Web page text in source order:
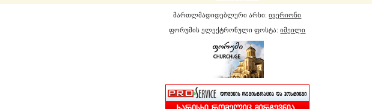
მართლმადიდებლური არხი:ივერიონი
ფორუმის ელექტრონული ფოსტა:იმეილი